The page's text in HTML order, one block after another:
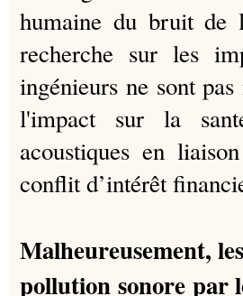
humaine du bruit de
recherche sur les
ingénieurs ne sont
l'impact sur la
acoustiques en
conflit d’intérêt
Malheureusement,
pollution sonore par